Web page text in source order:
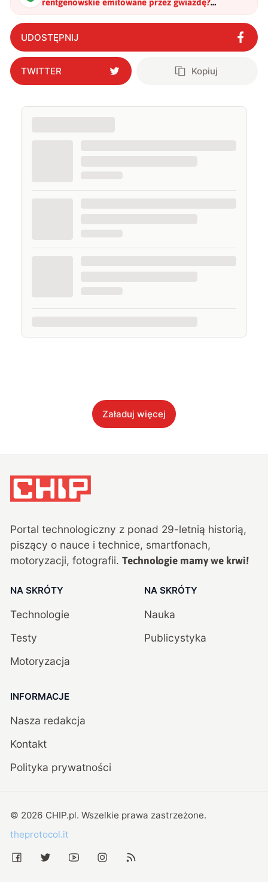
Potwierdziła się hipoteza sprzed 30 lat"?
UDOSTĘPNIJ
TWITTER Kopiuj
Załaduj więcej
Portal technologiczny z ponad 29-letnią historią,
piszący o nauce i technice, smartfonach,
motoryzacji, fotografii. Technologie mamy we krwi!
NA SKRÓTY
Technologie
Testy
Motoryzacja
NA SKRÓTY
Nauka
Publicystyka
INFORMACJE
Nasza redakcja
Kontakt
Polityka prywatności
© 2026 CHIP.pl. Wszelkie prawa zastrzeżone.
theprotocol.it